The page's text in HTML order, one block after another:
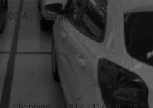
A - Guararapes